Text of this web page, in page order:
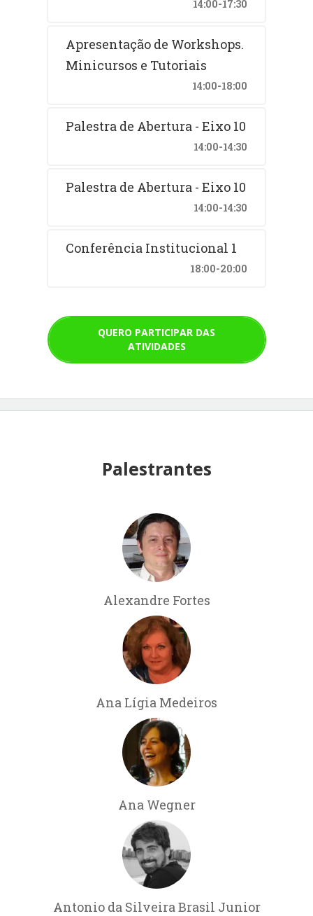
14:00-17:30
Apresentação de Workshops.
Minicursos e Tutoriais
14:00-18:00
Palestra de Abertura - Eixo 10
14:00-14:30
Palestra de Abertura - Eixo 10
14:00-14:30
Conferência Institucional 1
18:00-20:00
QUERO PARTICIPAR DAS
ATIVIDADES
Palestrantes
Alexandre Fortes
Ana Lígia Medeiros
Ana Wegner
Antonio da Silveira Brasil Junior